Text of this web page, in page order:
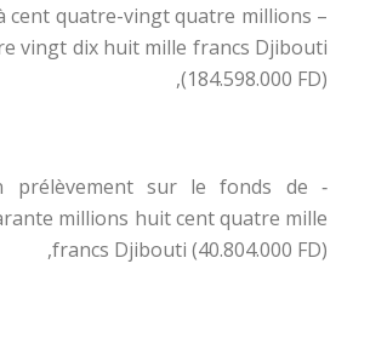
à cent quatre-vingt quatre millions
vingt dix huit mille francs Djibouti
(184.598.000 FD),
prélèvement sur le fonds de
millions huit cent quatre mille
francs Djibouti (40.804.000 FD),